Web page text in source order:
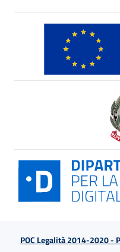
POC Legalità 2014-2020 -